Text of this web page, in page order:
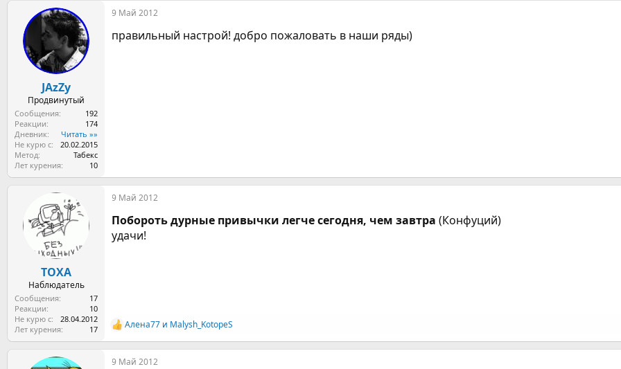
JAzZy
Продвинутый
Сообщения
192
Реакции
174
Дневник
Читать »»
Не курю с
20.02.2015
Метод
Табекс
Лет курения
10
9 Май 2012
правильный настрой! добро пожаловать в наши ряды)
TOXA
Наблюдатель
Сообщения
17
Реакции
10
Не курю с
28.04.2012
Лет курения
17
9 Май 2012
Побороть дурные привычки легче сегодня, чем завтра (Конфуций)
удачи!
Р
е
а
к
Алена77 и Malysh_KotopeS
9 Май 2012